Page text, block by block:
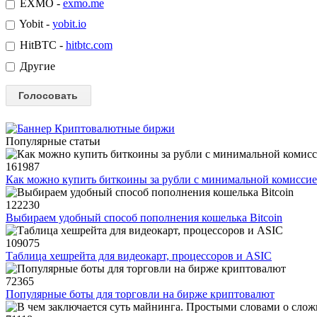
EXMO - exmo.me
Yobit - yobit.io
HitBTC - hitbtc.com
Другие
Популярные статьи
161987
Как можно купить биткоины за рубли с минимальной
122230
Выбираем удобный способ пополнения кошелька Bitcoin
109075
Таблица хешрейта для видеокарт, процессоров и ASIC
72365
Популярные боты для торговли на бирже криптовалют